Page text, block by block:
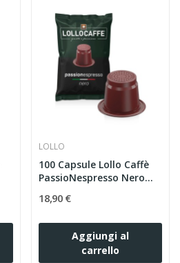
LOLLO
100 Capsule Lollo Caffè
PassioNespresso Nero...
18,90 €
Aggiungi al
carrello